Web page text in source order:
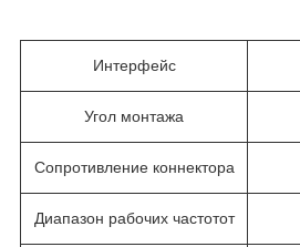
Интерфейс
Угол монтажа
Сопротивление коннектора
Диапазон рабочих частотот